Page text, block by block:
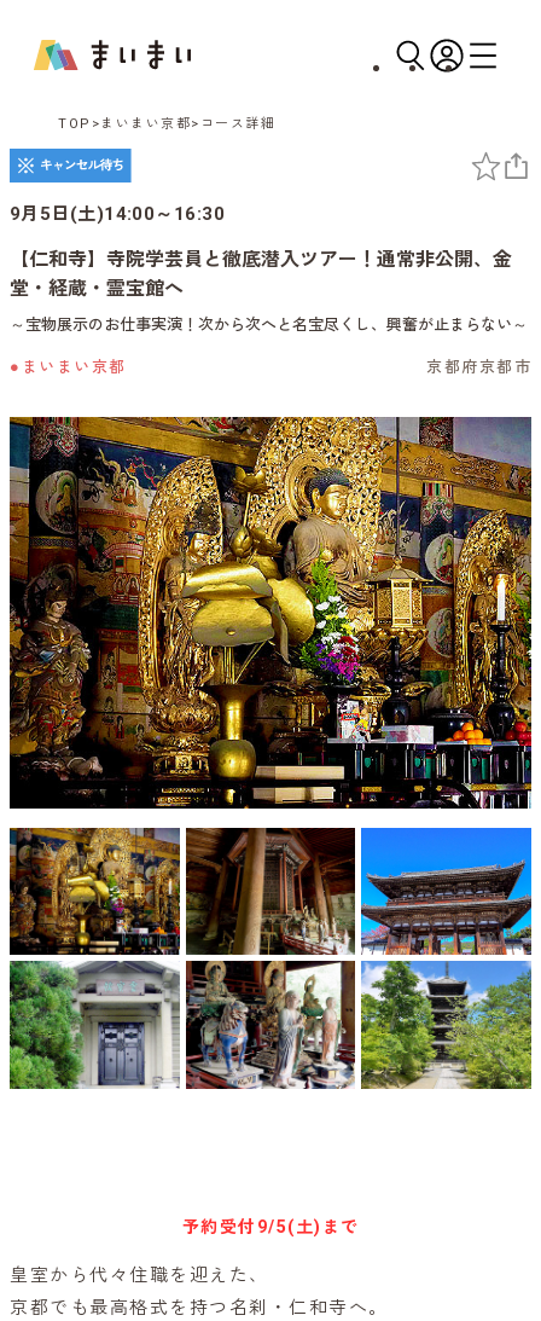
TOP まいまい京都 コース詳細
9月5日(土)14:00～16:30
【仁和寺】寺院学芸員と徹底潜入ツアー！通常非公開、金
堂・経蔵・霊宝館へ
～宝物展示のお仕事実演！次から次へと名宝尽くし、興奮が止まらない～
●まいまい京都 京都府京都市
予約受付 9/5(土)まで
皇室から代々住職を迎えた、
京都でも最高格式を持つ名刹・仁和寺へ。